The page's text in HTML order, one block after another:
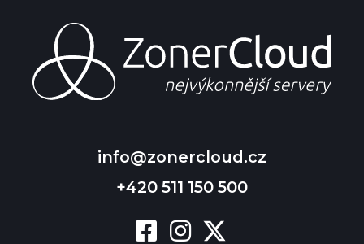
info@zonercloud.cz
+420 511 150 500